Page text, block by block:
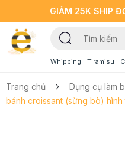
GIẢM 25K SHIP
Whipping Tiramisu
Trang chủ Dụng cụ làm
bánh croissant (sừng bò) hình